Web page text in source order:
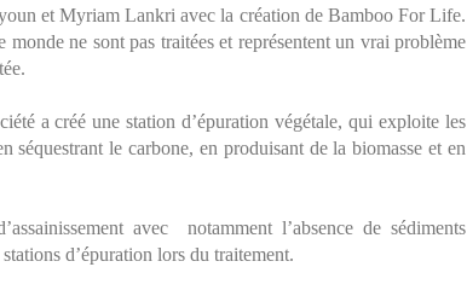
et Myriam Lankri avec la création de Bamboo For Life.
ne sont pas traitées et représentent un vrai problème
a créé une station d’épuration végétale, qui exploite les
séquestrant le carbone, en produisant de la biomasse et en
avec notamment l’absence de sédiments
d’épuration lors du traitement.